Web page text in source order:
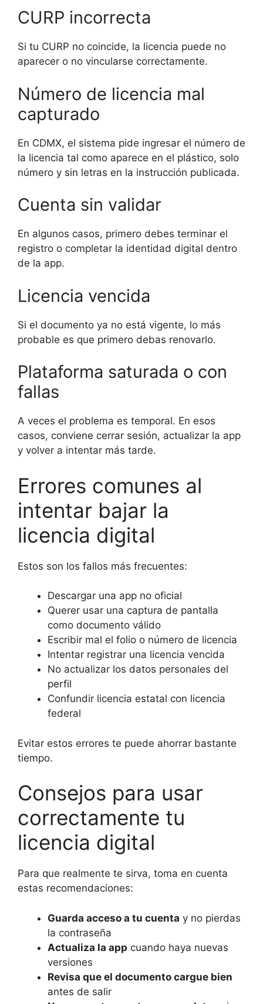
CURP incorrecta
Si tu CURP no coincide, la licencia puede no
aparecer o no vincularse correctamente.
Número de licencia mal
capturado
En CDMX, el sistema pide ingresar el número de
la licencia tal como aparece en el plástico, solo
número y sin letras en la instrucción publicada.
Cuenta sin validar
En algunos casos, primero debes terminar el
registro o completar la identidad digital dentro
de la app.
Licencia vencida
Si el documento ya no está vigente, lo más
probable es que primero debas renovarlo.
Plataforma saturada o con
fallas
A veces el problema es temporal. En esos
casos, conviene cerrar sesión, actualizar la app
y volver a intentar más tarde.
Errores comunes al
intentar bajar la
licencia digital
Estos son los fallos más frecuentes:
Descargar una app no oficial
Querer usar una captura de pantalla
como documento válido
Escribir mal el folio o número de licencia
Intentar registrar una licencia vencida
No actualizar los datos personales del
perfil
Confundir licencia estatal con licencia
federal
Evitar estos errores te puede ahorrar bastante
tiempo.
Consejos para usar
correctamente tu
licencia digital
Para que realmente te sirva, toma en cuenta
estas recomendaciones:
Guarda acceso a tu cuenta y no pierdas
la contraseña
Actualiza la app cuando haya nuevas
versiones
Revisa que el documento cargue bien
antes de salir